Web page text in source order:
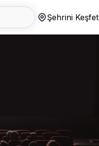
Şehrini Keşfet